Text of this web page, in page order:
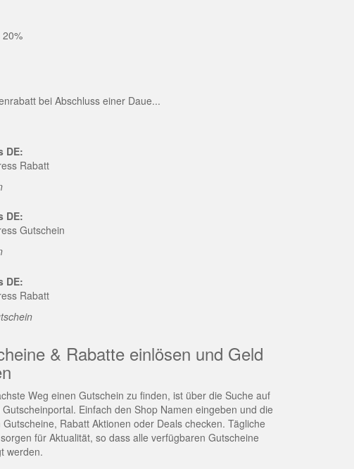
20%
bei Abschluss einer Daue...
DE:
Rabatt
DE:
Gutschein
DE:
Rabatt
& Rabatte einlösen und Geld
Weg einen Gutschein zu finden, ist über die Suche auf
Einfach den Shop Namen eingeben und die
Gutscheine, Rabatt Aktionen oder Deals checken. Tägliche
für Aktualität, so dass alle verfügbaren Gutscheine
werden.